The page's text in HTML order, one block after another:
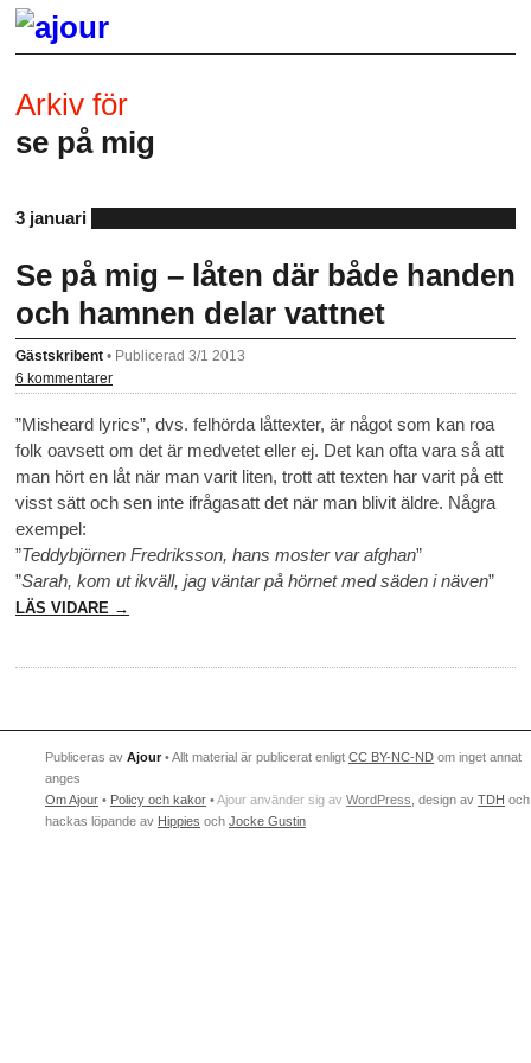
Arkiv för
se på mig
3 januari
Se på mig – låten där både handen
och hamnen delar vattnet
Gästskribent • Publicerad 3/1 2013
6 kommentarer
”Misheard lyrics”, dvs. felhörda låttexter, är något som kan roa
folk oavsett om det är medvetet eller ej. Det kan ofta vara så att
man hört en låt när man varit liten, trott att texten har varit på ett
visst sätt och sen inte ifrågasatt det när man blivit äldre. Några
exempel:
”Teddybjörnen Fredriksson, hans moster var afghan”
”Sarah, kom ut ikväll, jag väntar på hörnet med säden i näven”
LÄS VIDARE →
Publiceras av Ajour • Allt material är publicerat enligt CC BY-NC-ND om inget annat
anges
Om Ajour • Policy och kakor •Ajour använder sig av WordPress , design av TDH och
hackas löpande av Hippies och Jocke Gustin